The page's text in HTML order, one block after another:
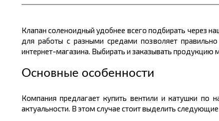
Клапан соленоидный удобнее всего подбирать через
для работы с разными средами позволяет
интернет-магазина. Выбирать и заказывать продукцию
Основные особенности
Компания предлагает купить вентили и катушки по
актуальности. В этом случае стоит выделить следующие